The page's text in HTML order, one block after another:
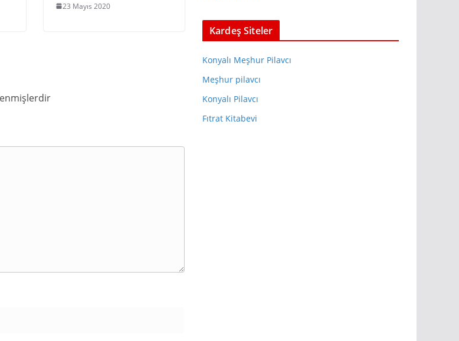
23 Mayıs 2020
Kardeş Siteler
Konyalı Meşhur Pilavcı
Meşhur pilavcı
Konyalı Pilavcı
Fıtrat Kitabevi